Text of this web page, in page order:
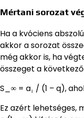
Mértani sorozat
Ha a kvóciens
akkor a sorozat
még akkor is, ha
összeget a
S_∞ = a₁ / (1 – q),
Ez azért lehetséges,